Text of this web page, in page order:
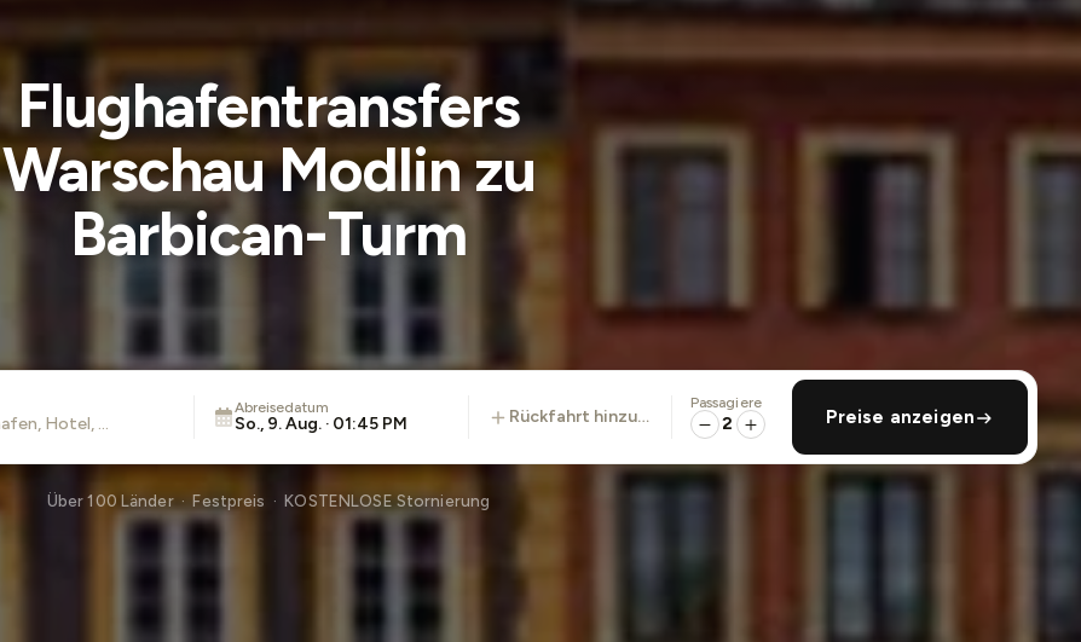
Flughafentransfers
Warschau Modlin zu
Barbican-Turm
Abreisedatum
So., 9. Aug. · 01:45 PM rückfahrt hinzufügen
Passagiere
2 Preise anzeigen
Über 100 Länder · Festpreis · KOSTENLOSE Stornierung